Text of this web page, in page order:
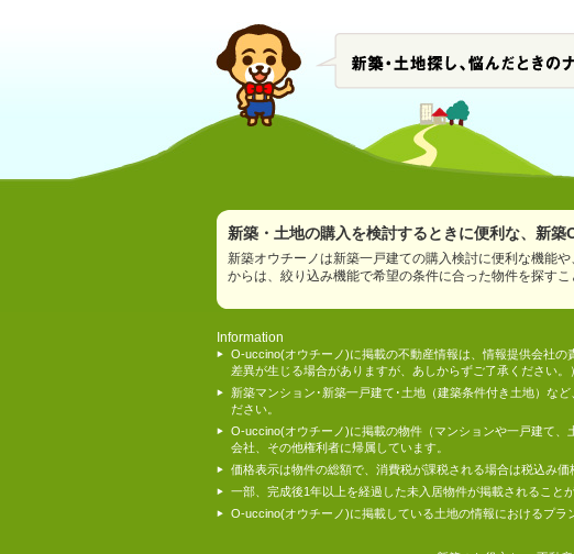
新築・土地の購入を検討するときに便利な、新
新築オウチーノは新築一戸建ての購入検討に便利な機能
からは、絞り込み機能で希望の条件に合った物件を探すこ
Information
O-uccino(オウチーノ)に掲載の不動産情報は、情報提供会社
差異が生じる場合がありますが、あしからずご了承ください。）
新築マンション･新築一戸建て･土地（建築条件付き土地）な
ださい。
O-uccino(オウチーノ)に掲載の物件（マンションや一戸建て
会社、その他権利者に帰属しています。
価格表示は物件の総額で、消費税が課税される場合は税込み価
一部、完成後1年以上を経過した未入居物件が掲載されること
O-uccino(オウチーノ)に掲載している土地の情報におけるプラ